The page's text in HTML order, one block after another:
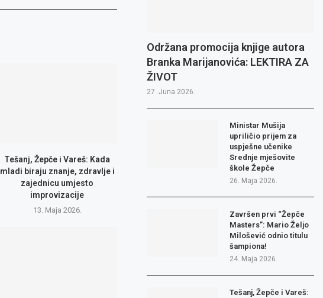
Tešanj, Žepče i Vareš: Kada
mladi biraju znanje, zdravlje i
zajednicu umjesto
improvizacije
13. Maja 2026.
Održana promocija knjige autora
Branka Marijanovića: LEKTIRA ZA
ŽIVOT
27. Juna 2026.
Ministar Mušija
upriličio prijem za
uspješne učenike
Srednje mješovite
škole Žepče
26. Maja 2026.
Završen prvi “Žepče
Masters”: Mario Željo
Milošević odnio titulu
šampiona!
24. Maja 2026.
Tešanj, Žepče i Vareš: